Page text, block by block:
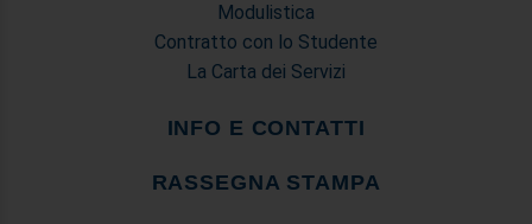
Modulistica
Contratto con lo Studente
La Carta dei Servizi
INFO E CONTATTI
RASSEGNA STAMPA